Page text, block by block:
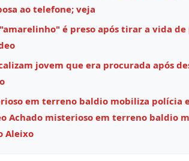
ao telefone; veja
é preso após tirar a vida de
jovem que era procurada após
em terreno baldio mobiliza polícia
Achado misterioso em terreno baldio
Aleixo